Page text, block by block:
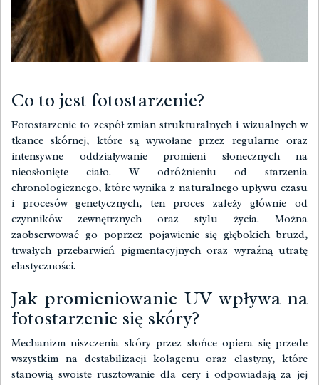
Co to jest fotostarzenie?
Fotostarzenie to zespół zmian strukturalnych i wizualnych w
tkance skórnej, które są wywołane przez regularne oraz
intensywne oddziaływanie promieni słonecznych na
nieosłonięte ciało. W odróżnieniu od starzenia
chronologicznego, które wynika z naturalnego upływu czasu
i procesów genetycznych, ten proces zależy głównie od
czynników zewnętrznych oraz stylu życia. Można
zaobserwować go poprzez pojawienie się głębokich bruzd,
trwałych przebarwień pigmentacyjnych oraz wyraźną utratę
elastyczności.
Jak promieniowanie UV wpływa na
fotostarzenie się skóry?
Mechanizm niszczenia skóry przez słońce opiera się przede
wszystkim na destabilizacji kolagenu oraz elastyny, które
stanowią swoiste rusztowanie dla cery i odpowiadają za jej